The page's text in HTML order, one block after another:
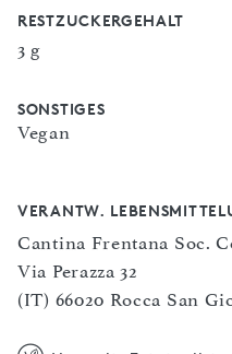
RESTZUCKERGEHALT
3 g
SONSTIGES
Vegan
VERANTW.
Cantina Frentana Soc.
Via Perazza 32
(IT) 66020 Rocca San